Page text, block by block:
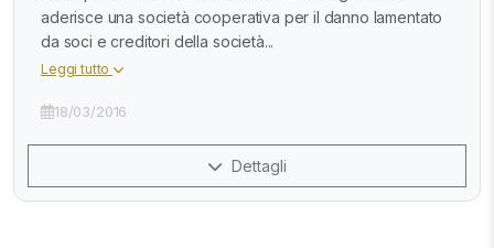
aderisce una società cooperativa per il danno lamentato
da soci e creditori della società...
Leggi tutto
18/03/2016
Dettagli